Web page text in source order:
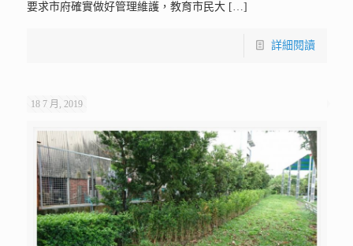
要求市府確實做好管理維護，教育市民大[…]
詳細閱讀
18 7 月, 2019